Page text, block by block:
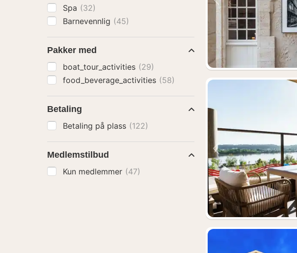
Forrige bilde
Forrige bilde
Spa (32)
Barnevennlig (45)
Pakker med
boat_tour_activities (29)
food_beverage_activities (58)
Betaling
Betaling på plass (122)
Medlemstilbud
Kun medlemmer (47)